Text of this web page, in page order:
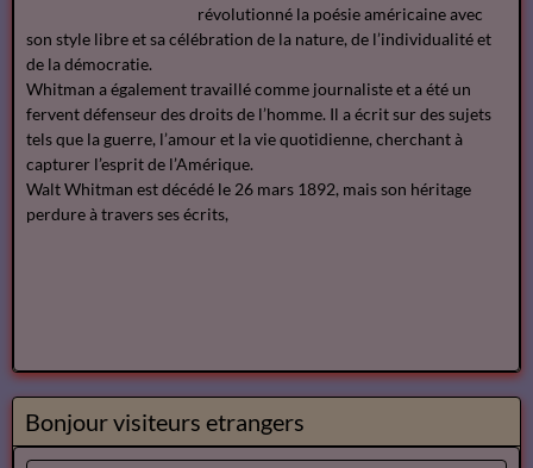
révolutionné la poésie américaine avec
son style libre et sa célébration de la nature, de l’individualité et
de la démocratie.
Whitman a également travaillé comme journaliste et a été un
fervent défenseur des droits de l’homme. Il a écrit sur des sujets
tels que la guerre, l’amour et la vie quotidienne, cherchant à
capturer l’esprit de l’Amérique.
Walt Whitman est décédé le 26 mars 1892, mais son héritage
perdure à travers ses écrits,
Bonjour visiteurs etrangers